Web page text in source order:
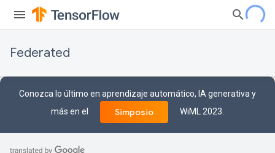
Federated
Conozca lo último en aprendizaje automático, IA generativa y
más en el
Simposio WiML 2023.